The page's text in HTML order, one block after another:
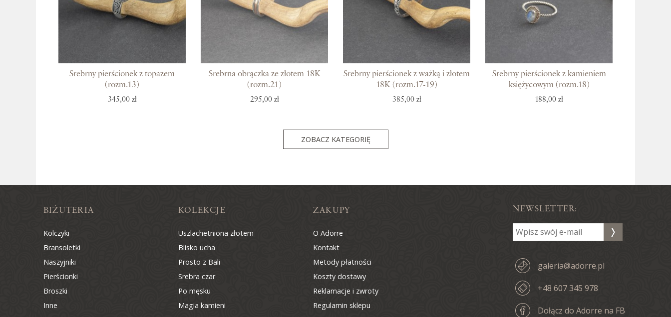
Woreczki na biżuterię
Bony podarunkowe
Srebrny pierścionek z topazem
(rozm.13)
345,00 zł
Srebrna obrączka ze złotem 18K
(rozm.21)
295,00 zł
Srebrny pierścionek z ważką i złotem
18K (rozm.17-19)
385,00 zł
Srebrny pierścionek z kamieniem
księżycowym (rozm.18)
188,00 zł
ZOBACZ KATEGORIĘ
NEWSLETTER:
galeria@adorre.pl
+48 607 345 978
Dołącz do Adorre na FB
BIŻUTERIA
Kolczyki
Bransoletki
Naszyjniki
Pierścionki
Broszki
Inne
KOLEKCJE
Uszlachetniona złotem
Blisko ucha
Prosto z Bali
Srebra czar
Po męsku
Magia kamieni
ZAKUPY
O Adorre
Kontakt
Metody płatności
Koszty dostawy
Reklamacje i zwroty
Regulamin sklepu